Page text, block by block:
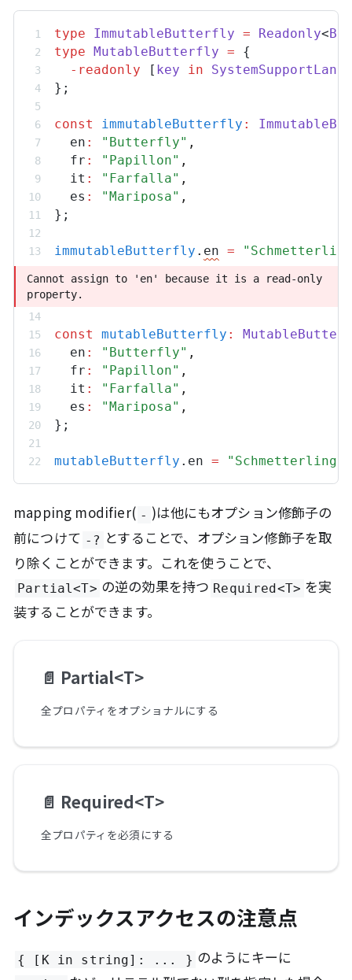
type ImmutableButterfly = Readonly<
type
MutableButterfly = {
-readonly [ key in
};
const immutableButterfly :
en : "Butterfly" ,
fr : "Papillon" ,
it : "Farfalla" ,
es : "Mariposa" ,
};
immutableButterfly . en =
Cannot assign to 'en' because it is a read-only
property.
Cannot assign to 'en' because it is a read-only
property.
const mutableButterfly :
en : "Butterfly" ,
fr : "Papillon" ,
it : "Farfalla" ,
es : "Mariposa" ,
};
mutableButterfly . en = "Schmetterling"
mapping modifier( - )は他にもオプション修飾子の
前につけて -? とすることで、オプション修飾子を取
り除くことができます。これを使うことで、
Partial<T> の逆の効果を持つ Required<T> を実
装することができます。
📄️ Partial<T>
全プロパティをオプショナルにする
📄️ Required<T>
全プロパティを必須にする
インデックスアクセスの注意点
{ [K in string]: ... } のようにキーに